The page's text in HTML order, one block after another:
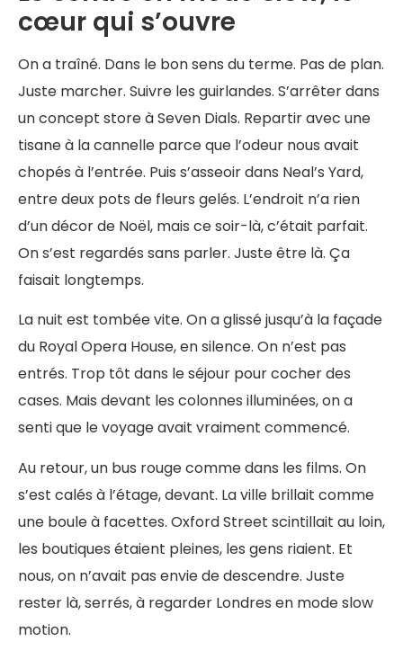
cœur qui s’ouvre
On a traîné. Dans le bon sens du terme. Pas de plan.
Juste marcher. Suivre les guirlandes. S’arrêter dans
un concept store à Seven Dials. Repartir avec une
tisane à la cannelle parce que l’odeur nous avait
chopés à l’entrée. Puis s’asseoir dans Neal’s Yard,
entre deux pots de fleurs gelés. L’endroit n’a rien
d’un décor de Noël, mais ce soir-là, c’était parfait.
On s’est regardés sans parler. Juste être là. Ça
faisait longtemps.
La nuit est tombée vite. On a glissé jusqu’à la façade
du Royal Opera House, en silence. On n’est pas
entrés. Trop tôt dans le séjour pour cocher des
cases. Mais devant les colonnes illuminées, on a
senti que le voyage avait vraiment commencé.
Au retour, un bus rouge comme dans les films. On
s’est calés à l’étage, devant. La ville brillait comme
une boule à facettes. Oxford Street scintillait au loin,
les boutiques étaient pleines, les gens riaient. Et
nous, on n’avait pas envie de descendre. Juste
rester là, serrés, à regarder Londres en mode slow
motion.